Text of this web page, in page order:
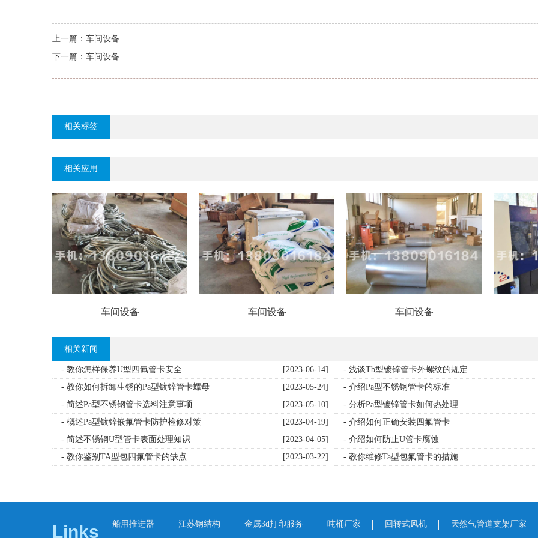
上一篇： 车间设备
下一篇： 车间设备
相关标签
相关应用
车间设备 车间设备 车间设备
相关新闻
- 教你怎样保养U型四氟管卡安全 [2023-06-14]
- 浅谈Tb型镀锌管卡外螺纹的规定
- 教你如何拆卸生锈的Pa型镀锌管卡螺母
[2023-05-24]
- 介绍Pa型不锈钢管卡的标准
- 简述Pa型不锈钢管卡选料注意事项
[2023-05-10]
- 分析Pa型镀锌管卡如何热处理
- 概述Pa型镀锌嵌氟管卡防护检修对策
[2023-04-19]
- 介绍如何正确安装四氟管卡
- 简述不锈钢U型管卡表面处理知识
[2023-04-05]
- 介绍如何防止U管卡腐蚀
- 教你鉴别TA型包四氟管卡的缺点
[2023-03-22] - 教你维修Ta型包氟管卡的措施
Links 船用推进器 江苏钢结构 金属3d打印服务 吨桶厂家 回转式风机 天然气管道支架厂家